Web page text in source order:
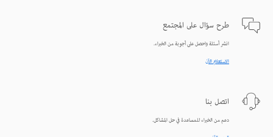
طرح سؤال على المجتمع
انشر أسئلة واحصل على أجوبة من الخبراء.
الاستعلام الآن
اتصل بنا
دعم من الخبراء للمساعدة في حل المشاكل.